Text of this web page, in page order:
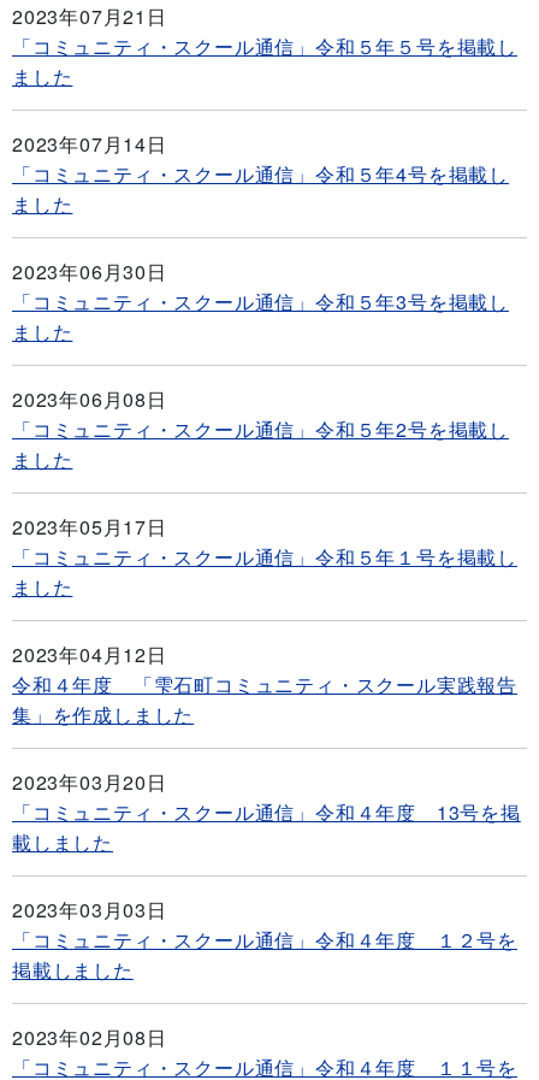
2023年07月21日
「コミュニティ・スクール通信」令和５年５号を掲載し
ました
2023年07月14日
「コミュニティ・スクール通信」令和５年4号を掲載し
ました
2023年06月30日
「コミュニティ・スクール通信」令和５年3号を掲載し
ました
2023年06月08日
「コミュニティ・スクール通信」令和５年2号を掲載し
ました
2023年05月17日
「コミュニティ・スクール通信」令和５年１号を掲載し
ました
2023年04月12日
令和４年度 「雫石町コミュニティ・スクール実践報告
集」を作成しました
2023年03月20日
「コミュニティ・スクール通信」令和４年度 13号を掲
載しました
2023年03月03日
「コミュニティ・スクール通信」令和４年度 １２号を
掲載しました
2023年02月08日
「コミュニティ・スクール通信」令和４年度 １１号を